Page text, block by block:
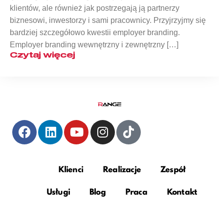
klientów, ale również jak postrzegają ją partnerzy
biznesowi, inwestorzy i sami pracownicy. Przyjrzyjmy się
bardziej szczegółowo kwestii employer branding.
Employer branding wewnętrzny i zewnętrzny […]
Czytaj więcej
Klienci Realizacje Zespół
Usługi Blog Praca Kontakt